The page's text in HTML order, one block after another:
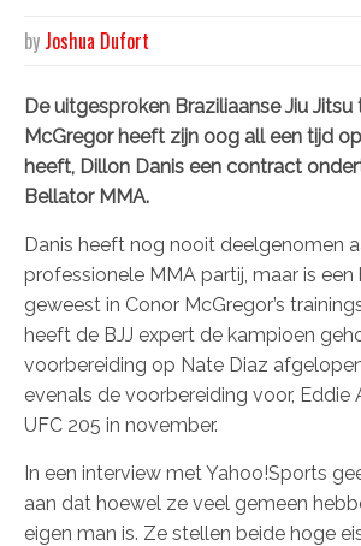
by Joshua Dufort
De uitgesproken Braziliaanse Jiu
McGregor heeft zijn oog all een tijd
heeft, Dillon Danis een contract
Bellator MMA.
Danis heeft nog nooit deelgenomen
professionele MMA partij, maar is
geweest in Conor McGregor’s
heeft de BJJ expert de kampioen
voorbereiding op Nate Diaz
evenals de voorbereiding voor, Eddie
UFC 205 in november.
In een interview met Yahoo!Sports
aan dat hoewel ze veel gemeen
eigen man is. Ze stellen beide hoge